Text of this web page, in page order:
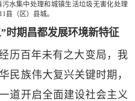
水集中处理和城镇生活垃圾无害化处理
县（区）县城。
时期昌都发展环境新特征
历百年未有之大变局，我
民族伟大复兴关键时期，
道开启全面建设社会主义